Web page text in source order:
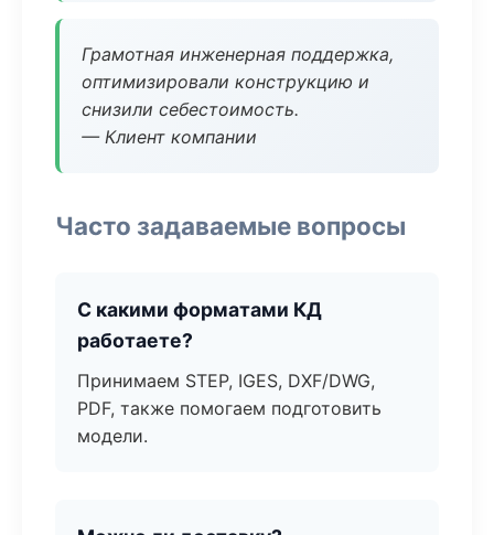
Грамотная инженерная поддержка,
оптимизировали конструкцию и
снизили себестоимость.
— Клиент компании
Часто задаваемые вопросы
С какими форматами КД
работаете?
Принимаем STEP, IGES, DXF/DWG,
PDF, также помогаем подготовить
модели.